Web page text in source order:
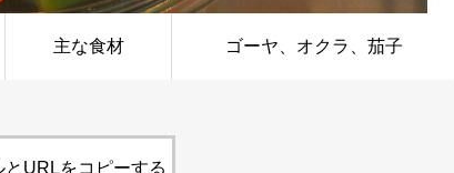
主な食材 ゴーヤ、オクラ、茄子
URLをコピーする